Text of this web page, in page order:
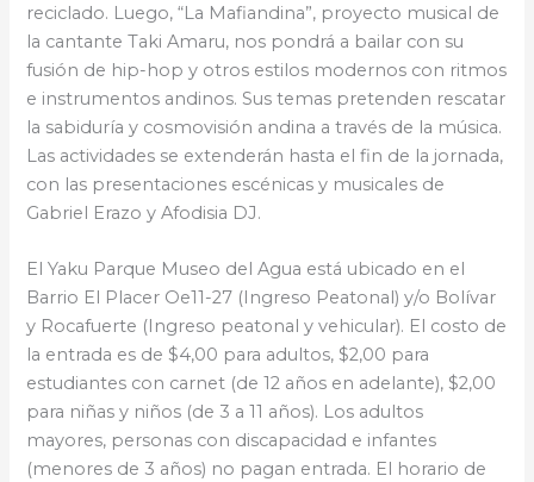
reciclado. Luego, “La Mafiandina”, proyecto musical de
la cantante Taki Amaru, nos pondrá a bailar con su
fusión de hip-hop y otros estilos modernos con ritmos
e instrumentos andinos. Sus temas pretenden rescatar
la sabiduría y cosmovisión andina a través de la música.
Las actividades se extenderán hasta el fin de la jornada,
con las presentaciones escénicas y musicales de
Gabriel Erazo y Afodisia DJ.
El Yaku Parque Museo del Agua está ubicado en el
Barrio El Placer Oe11-27 (Ingreso Peatonal) y/o Bolívar
y Rocafuerte (Ingreso peatonal y vehicular). El costo de
la entrada es de $4,00 para adultos, $2,00 para
estudiantes con carnet (de 12 años en adelante), $2,00
para niñas y niños (de 3 a 11 años). Los adultos
mayores, personas con discapacidad e infantes
(menores de 3 años) no pagan entrada. El horario de